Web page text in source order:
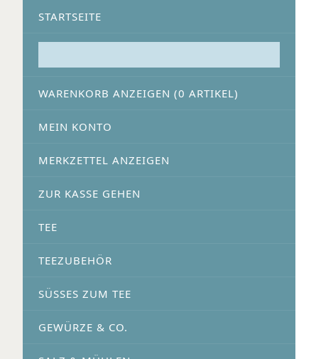
STARTSEITE
WARENKORB ANZEIGEN (0 ARTIKEL)
MEIN KONTO
MERKZETTEL ANZEIGEN
ZUR KASSE GEHEN
TEE
TEEZUBEHÖR
SÜSSES ZUM TEE
GEWÜRZE & CO.